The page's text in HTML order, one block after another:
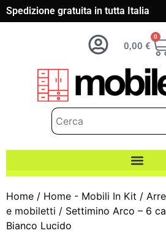
Spedizione gratuita in tutta Italia
0,00 €
0
Home / Home - Mobili In Kit /
e mobiletti / Settimino Arco – 6
Bianco Lucido